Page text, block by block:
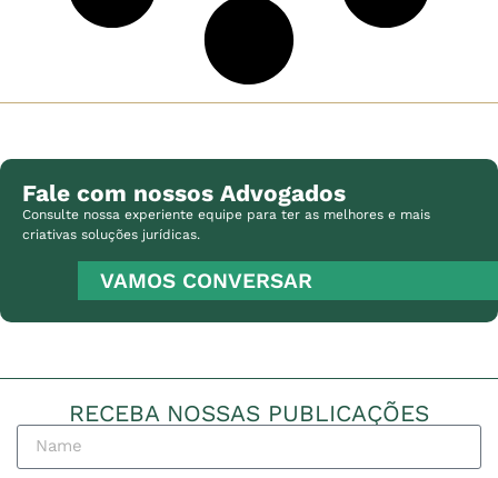
Fale com nossos Advogados
Consulte nossa experiente equipe para ter as melhores e mais
criativas soluções jurídicas.
VAMOS CONVERSAR
RECEBA NOSSAS PUBLICAÇÕES